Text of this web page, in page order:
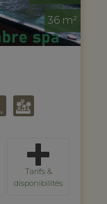
36 m²
Tarifs &
disponibilités